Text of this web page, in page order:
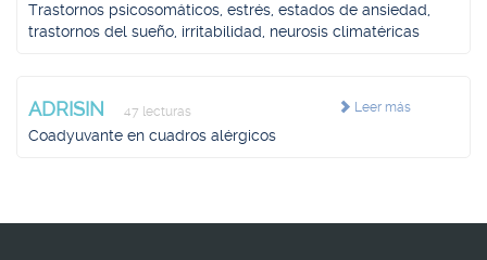
Trastornos psicosomáticos, estrés, estados de ansiedad,
trastornos del sueño, irritabilidad, neurosis climatéricas
Leer más
ADRISIN 47 lecturas
Coadyuvante en cuadros alérgicos